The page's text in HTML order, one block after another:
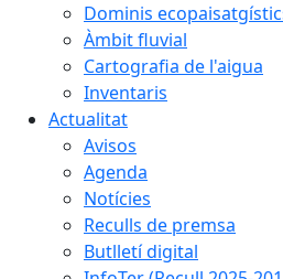
Dominis
Àmbit fluvial
Cartografia de l'aigua
Inventaris
Actualitat
Avisos
Agenda
Notícies
Reculls de premsa
Butlletí digital